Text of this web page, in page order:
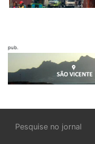
pub.
Pesquise no jornal